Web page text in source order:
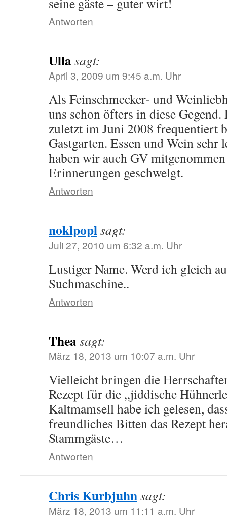
Antworten
Ullasagt:
April 3, 2009 um 9:45 a.m. Uhr
Als Feinschmecker- und
uns schon öfters in diese Gegend.
zuletzt im Juni 2008 frequentiert
Gastgarten. Essen und Wein sehr
haben wir auch GV
Erinnerungen geschwelgt.
Antworten
noklpoplsagt:
Juli 27, 2010 um 6:32 a.m. Uhr
Lustiger Name. Werd ich gleich
Suchmaschine..
Antworten
Theasagt:
März 18, 2013 um 10:07 a.m. Uhr
Vielleicht bringen die
Rezept für die „jiddische
Kaltmamsell habe ich gelesen,
freundliches Bitten das Rezept
Stammgäste…
Antworten
Chris Kurbjuhnsagt:
März 18, 2013 um 11:11 a.m. Uhr